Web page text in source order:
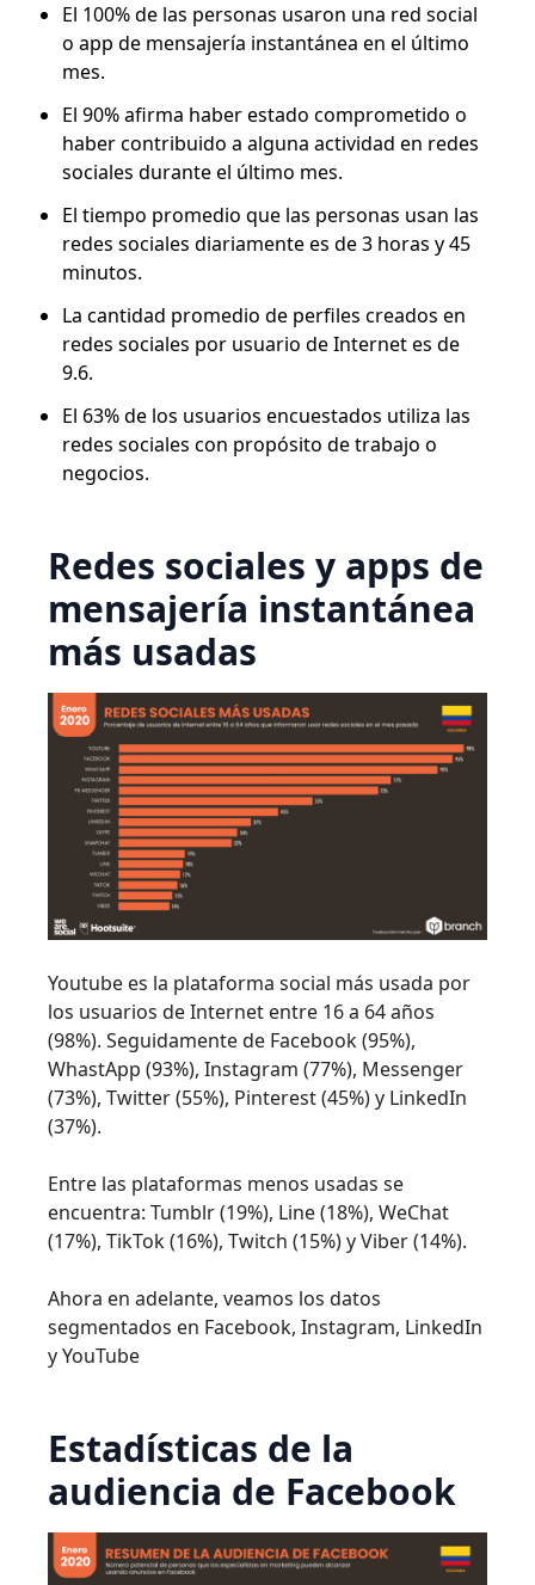
El 100% de las personas usaron una red social
o app de mensajería instantánea en el último
mes.
El 90% afirma haber estado comprometido o
haber contribuido a alguna actividad en redes
sociales durante el último mes.
El tiempo promedio que las personas usan las
redes sociales diariamente es de 3 horas y 45
minutos.
La cantidad promedio de perfiles creados en
redes sociales por usuario de Internet es de
9.6.
El 63% de los usuarios encuestados utiliza las
redes sociales con propósito de trabajo o
negocios.
Redes sociales y apps de
mensajería instantánea
más usadas
Youtube es la plataforma social más usada por
los usuarios de Internet entre 16 a 64 años
(98%). Seguidamente de Facebook (95%),
WhastApp (93%), Instagram (77%), Messenger
(73%), Twitter (55%), Pinterest (45%) y LinkedIn
(37%).
Entre las plataformas menos usadas se
encuentra: Tumblr (19%), Line (18%), WeChat
(17%), TikTok (16%), Twitch (15%) y Viber (14%).
Ahora en adelante, veamos los datos
segmentados en Facebook, Instagram, LinkedIn
y YouTube
Estadísticas de la
audiencia de Facebook